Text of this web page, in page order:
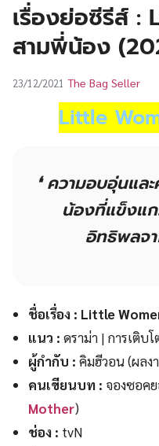
เรื่องย่อซีรีส์ :
สามพี่น้อง
23/12/2021 The Bag Seller
Little
❛ ความอบอุ่นแล
น้องที่แข็งแก
อิทธิพลจ
ชื่อเรื่อง : Little
แนว : ดราม่า | การเติบ
ผู้กำกับ : คิมฮีวอน (ผล
คนเขียนบท : จองซอค
Mother)
ช่อง : tvN